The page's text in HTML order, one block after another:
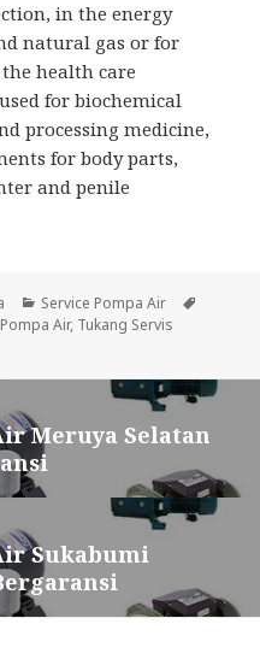
in the energy
natural gas or for
health care
for biochemical
processing medicine,
for body parts,
and penile
Categories
Service Pompa Air
Air, Tukang Servis
Meruya Selatan
Sukabumi